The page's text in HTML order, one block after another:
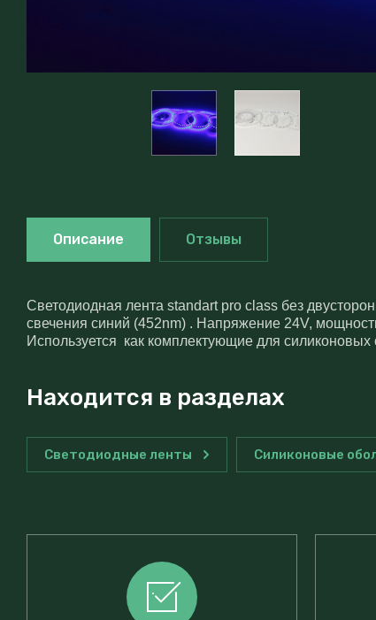
Описание Отзывы
Светодиодная лента standart pro class без
свечения синий (452nm) . Напряжение 24V,
Используется как комплектующие для силиконовых
Находится в разделах
Светодиодные ленты Силиконовые